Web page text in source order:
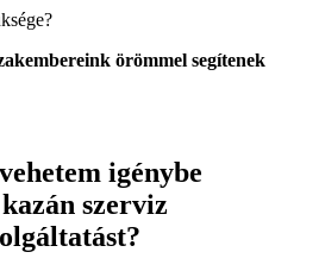
örömmel segítenek
igénybe
szerviz